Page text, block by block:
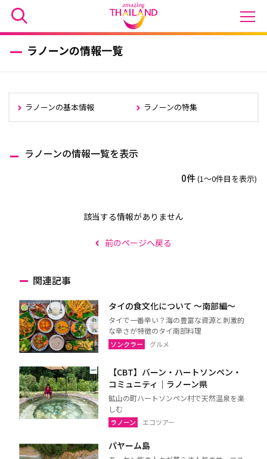
ラノーンの情報一覧
ラノーンの基本情報 ラノーンの特集
ラノーンの情報一覧を表示
0件(1〜0件目を表示)
該当する情報がありません
前のページへ戻る
関連記事
タイの食文化について 〜南部編〜
タイで一番辛い？海の豊富な資源と刺激的
な辛さが特徴のタイ南部料理
ソンクラー グルメ
【CBT】バーン・ハートソンペン・
コミュニティ｜ラノーン県
鉱山の町ハートソンペン村で天然温泉を楽
しむ
ラノーン エコツアー
パヤーム島